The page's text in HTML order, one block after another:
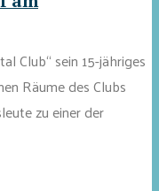
Club“ sein 15-jähriges
Räume des Clubs
zu einer der